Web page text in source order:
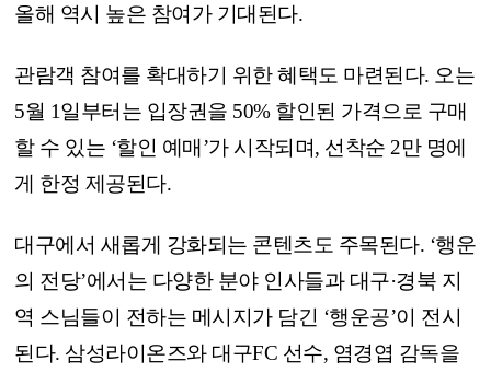
올해 역시 높은 참여가 기대된다.
관람객 참여를 확대하기 위한 혜택도 마련된다. 오는
5월 1일부터는 입장권을 50% 할인된 가격으로 구매
할 수 있는 ‘할인 예매’가 시작되며, 선착순 2만 명에
게 한정 제공된다.
대구에서 새롭게 강화되는 콘텐츠도 주목된다. ‘행운
의 전당’에서는 다양한 분야 인사들과 대구·경북 지
역 스님들이 전하는 메시지가 담긴 ‘행운공’이 전시
된다. 삼성라이온즈와 대구FC 선수, 염경엽 감독을